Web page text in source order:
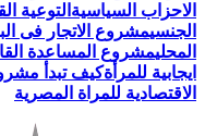
الاحزاب السياسية التوعية
الجنسيمشروع الاتجار فى
المحليمشروع المساعدة
ايجابية للمرأةكيف تبدأ
الاقتصادية للمراة المصرية